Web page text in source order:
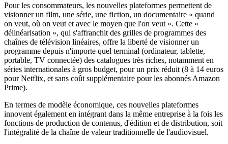
Pour les consommateurs, les nouvelles plateformes permettent de
visionner un film, une série, une fiction, un documentaire « quand
on veut, où on veut et avec le moyen que l'on veut ». Cette «
délinéarisation », qui s'affranchit des grilles de programmes des
chaînes de télévision linéaires, offre la liberté de visionner un
programme depuis n'importe quel terminal (ordinateur, tablette,
portable, TV connectée) des catalogues très riches, notamment en
séries internationales à gros budget, pour un prix réduit (8 à 14 euros
pour Netflix, et sans coût supplémentaire pour les abonnés Amazon
Prime).
En termes de modèle économique, ces nouvelles plateformes
innovent également en intégrant dans la même entreprise à la fois les
fonctions de production de contenus, d'édition et de distribution, soit
l'intégralité de la chaîne de valeur traditionnelle de l'audiovisuel.